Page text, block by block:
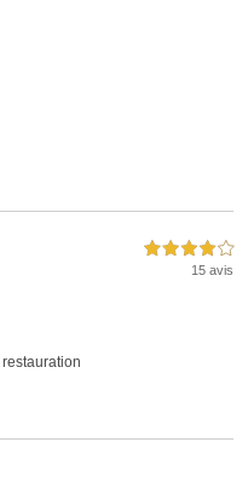
4,0 étoiles sur 5
15 avis
restauration